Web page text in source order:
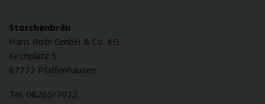
Storchenbräu
Hans Roth GmbH & Co. KG
Kirchplatz 5
87772 Pfaffenhausen
Tel. 08265/7022